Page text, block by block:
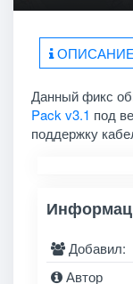
ОПИСАНИЕ
Данный фикс
Pack v3.1 под
поддержку
Добавил:
Автор